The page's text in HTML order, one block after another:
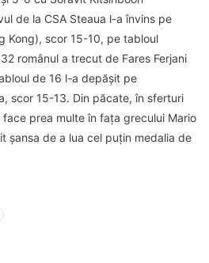
de la CSA Steaua l-a învins pe
Kong), scor 15-10, pe tabloul
românul a trecut de Fares Ferjani
de 16 l-a depășit pe
scor 15-13. Din păcate, în sferturi
prea multe în fața grecului Mario
șansa de a lua cel puțin medalia de